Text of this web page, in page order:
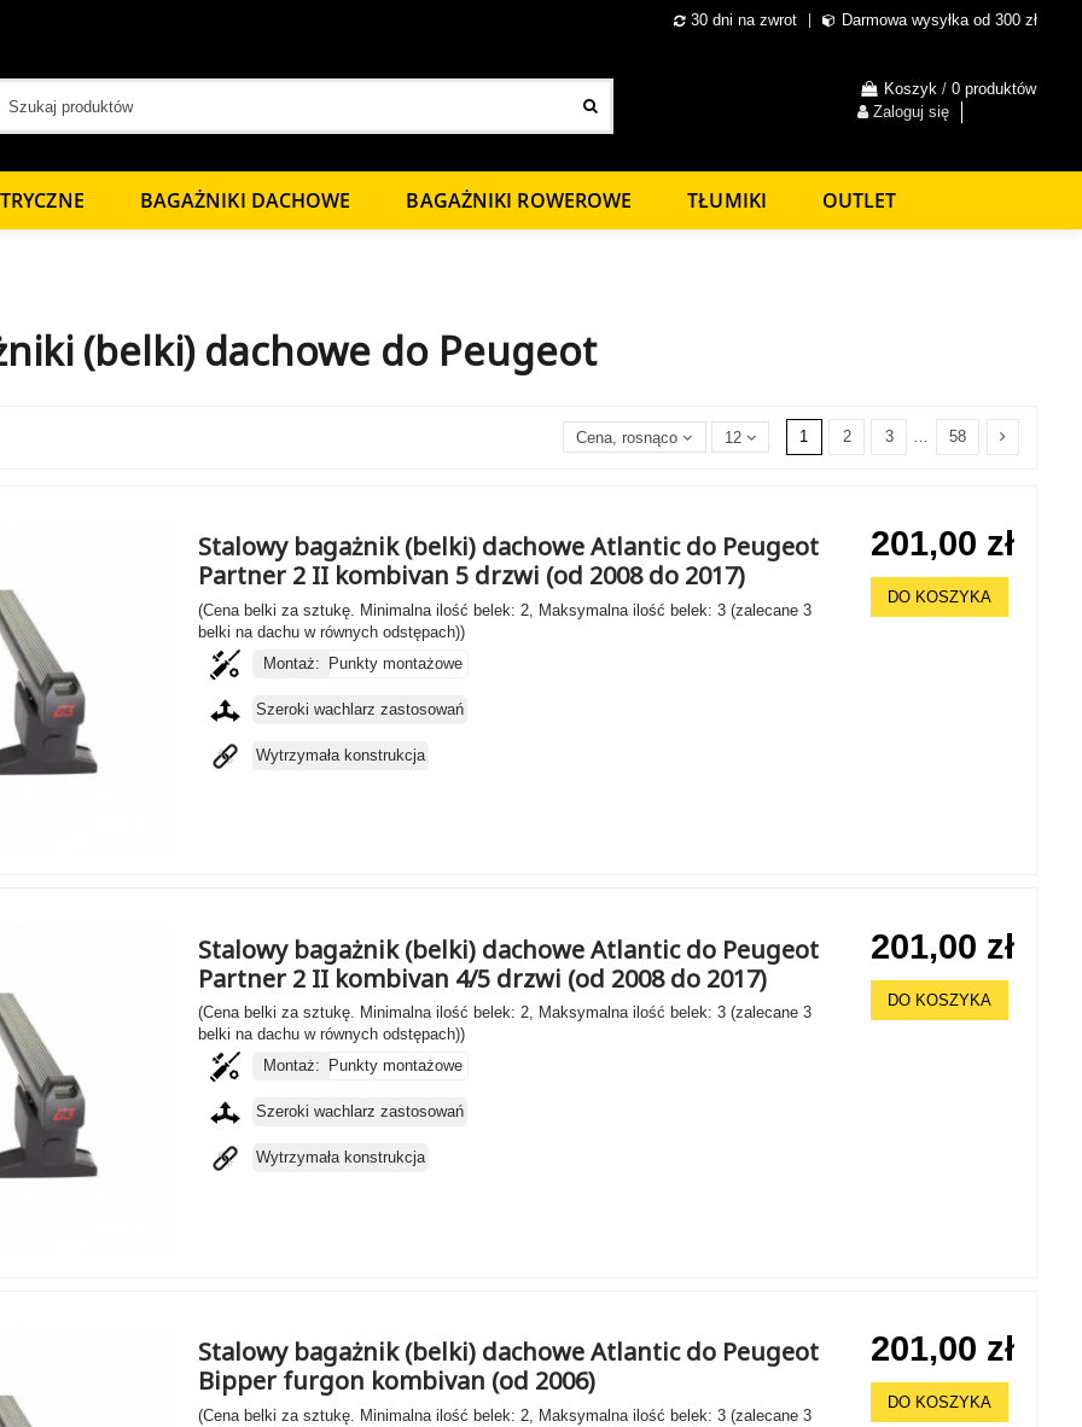
30 dni na zwrot Darmowa wysyłka od 300 zł
Koszyk / 0 produktów
Zaloguj się
BAGAŻNIKI DACHOWE BAGAŻNIKI ROWEROWE TŁUMIKI OUTLET
(belki) dachowe do Peugeot
Cena, rosnąco 12 1 2 3 … 58
Stalowy bagażnik (belki) dachowe Atlantic do Peugeot
Partner 2 II kombivan 5 drzwi (od 2008 do 2017)
(Cena belki za sztukę. Minimalna ilość belek: 2, Maksymalna ilość belek: 3 (zalecane 3
belki na dachu w równych odstępach))
Montaż: Punkty montażowe
Szeroki wachlarz zastosowań
Wytrzymała konstrukcja
201,00 zł
DO KOSZYKA
Stalowy bagażnik (belki) dachowe Atlantic do Peugeot
Partner 2 II kombivan 4/5 drzwi (od 2008 do 2017)
(Cena belki za sztukę. Minimalna ilość belek: 2, Maksymalna ilość belek: 3 (zalecane 3
belki na dachu w równych odstępach))
Montaż:
Punkty montażowe
Szeroki wachlarz zastosowań
Wytrzymała konstrukcja
201,00 zł
DO KOSZYKA
Stalowy bagażnik (belki) dachowe Atlantic do Peugeot
Bipper furgon kombivan (od 2006)
(Cena belki za sztukę. Minimalna ilość belek: 2, Maksymalna ilość belek: 3 (zalecane 3
201,00 zł
DO KOSZYKA